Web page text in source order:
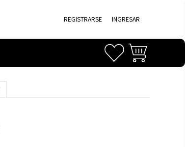
REGISTRARSE INGRESAR